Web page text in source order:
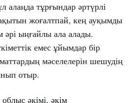
алаңда тұрғындар әртүрлі
жоғалтпай, кең ауқымды
әрі ыңғайлы ала алады.
емес ұйымдар бір
мәселелерін шешудің
отыр.
әкімі, әкім